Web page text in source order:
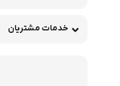
خدمات مشتریان